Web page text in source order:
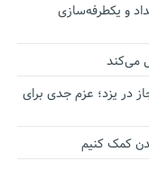
و یکطرفه‌سازی
می‌کند
در یزد؛ عزم جدی برای
کمک کنیم